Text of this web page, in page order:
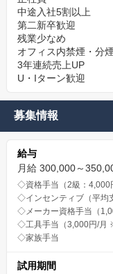
中途入社5割以上
第二新卒歓迎
残業少なめ
オフィス内禁煙・分煙
3年連続売上UP
U・Iターン歓迎
募集情報
給与
月給 300,000～
◇資格手当（2級：4,000
◇インセンティブ（平均
◇メーカー資格手当（
◇工具手当（3,000円/月
◇家族手当
試用期間